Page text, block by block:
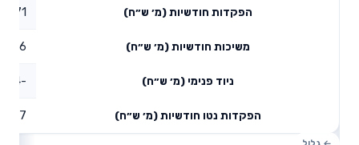
הפקדות חודשיות (מ׳ ש״ח) 2.71
משיכות חודשיות (מ׳ ש״ח) 0.6
ניוד פנימי (מ׳ ש״ח) -1.14
הפקדות נטו חודשיות (מ׳ ש״ח) 0.97